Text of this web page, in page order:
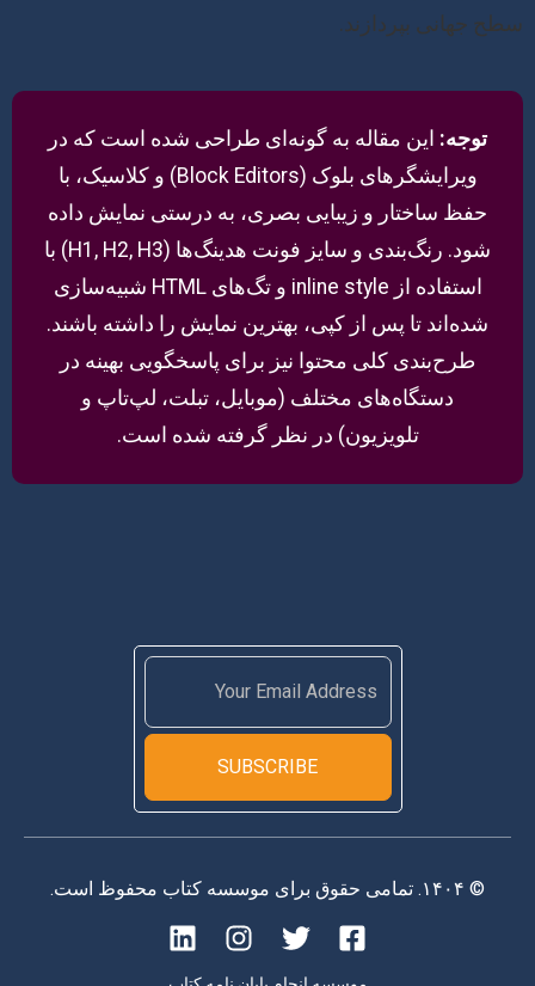
سطح جهانی بپردازند.
توجه: این مقاله به گونه‌ای طراحی شده است که در
ویرایشگرهای بلوک (Block Editors) و کلاسیک، با
حفظ ساختار و زیبایی بصری، به درستی نمایش داده
شود. رنگ‌بندی و سایز فونت هدینگ‌ها (H1, H2, H3) با
استفاده از inline style و تگ‌های HTML شبیه‌سازی
شده‌اند تا پس از کپی، بهترین نمایش را داشته باشند.
طرح‌بندی کلی محتوا نیز برای پاسخگویی بهینه‌ در
دستگاه‌های مختلف (موبایل، تبلت، لپ‌تاپ و
تلویزیون) در نظر گرفته شده است.
SUBSCRIBE
© ۱۴۰۴. تمامی حقوق برای موسسه کتاب محفوظ است.